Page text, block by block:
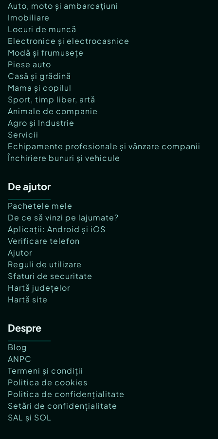
Auto, moto și ambarcațiuni
Imobiliare
Locuri de muncă
Electronice și electrocasnice
Modă și frumusețe
Piese auto
Casă și grădină
Mama și copilul
Sport, timp liber, artă
Animale de companie
Agro și Industrie
Servicii
Echipamente profesionale și vânzare companii
Închiriere bunuri și vehicule
De ajutor
Pachetele mele
De ce să vinzi pe lajumate?
Aplicații: Android și iOS
Verificare telefon
Ajutor
Reguli de utilizare
Sfaturi de securitate
Hartă județelor
Hartă site
Despre
Blog
ANPC
Termeni și condiții
Politica de cookies
Politica de confidențialitate
Setări de confidențialitate
SAL și SOL